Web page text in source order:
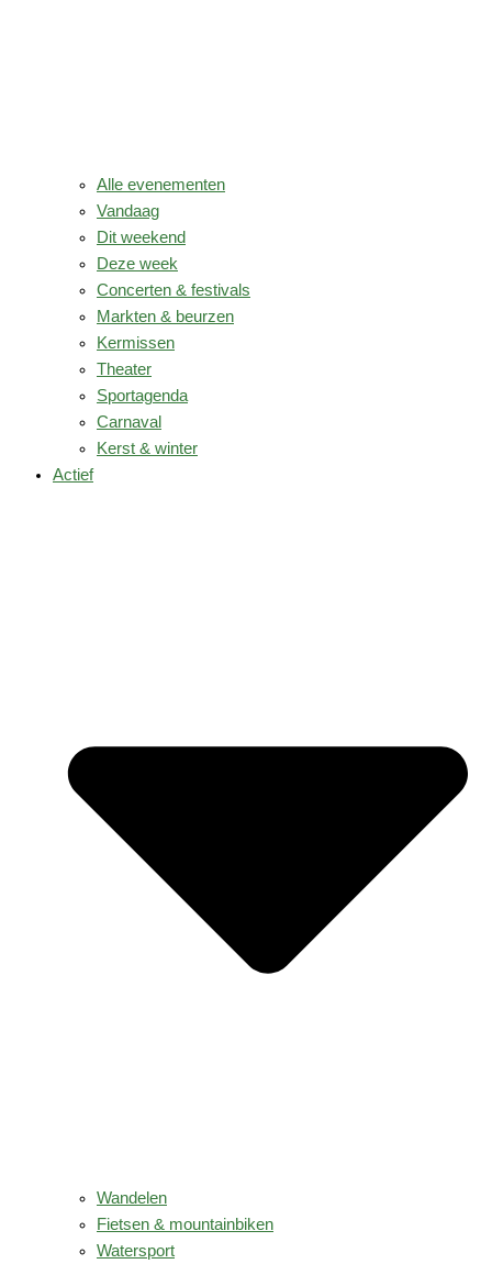
Alle evenementen
Vandaag
Dit weekend
Deze week
Concerten & festivals
Markten & beurzen
Kermissen
Theater
Sportagenda
Carnaval
Kerst & winter
Actief
Wandelen
Fietsen & mountainbiken
Watersport